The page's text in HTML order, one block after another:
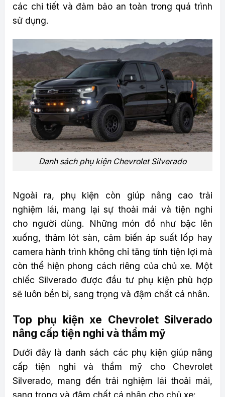
các chi tiết và đảm bảo an toàn trong quá trình
sử dụng.
Danh sách phụ kiện Chevrolet Silverado
Ngoài ra, phụ kiện còn giúp nâng cao trải
nghiệm lái, mang lại sự thoải mái và tiện nghi
cho người dùng. Những món đồ như bậc lên
xuống, thảm lót sàn, cảm biến áp suất lốp hay
camera hành trình không chỉ tăng tính tiện lợi mà
còn thể hiện phong cách riêng của chủ xe. Một
chiếc Silverado được đầu tư phụ kiện phù hợp
sẽ luôn bền bỉ, sang trọng và đậm chất cá nhân.
Top phụ kiện xe Chevrolet Silverado
nâng cấp tiện nghi và thẩm mỹ
Dưới đây là danh sách các phụ kiện giúp nâng
cấp tiện nghi và thẩm mỹ cho Chevrolet
Silverado, mang đến trải nghiệm lái thoải mái,
sang trọng và đậm chất cá nhân cho chủ xe: